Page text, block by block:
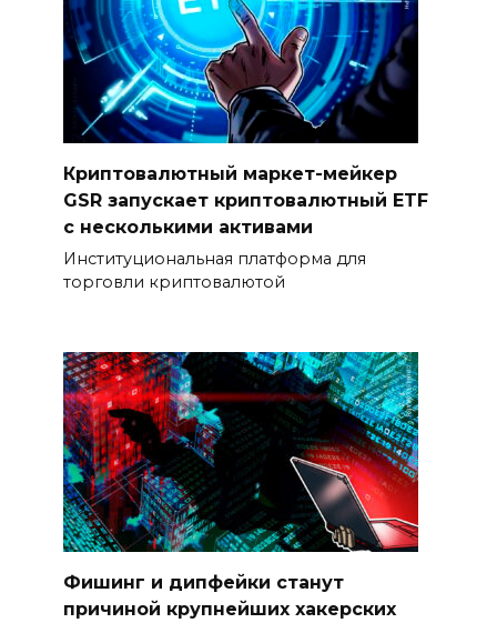
Криптовалютный маркет-мейкер
GSR запускает криптовалютный ETF
с несколькими активами
Институциональная платформа для
торговли криптовалютой
Фишинг и дипфейки станут
причиной крупнейших хакерских